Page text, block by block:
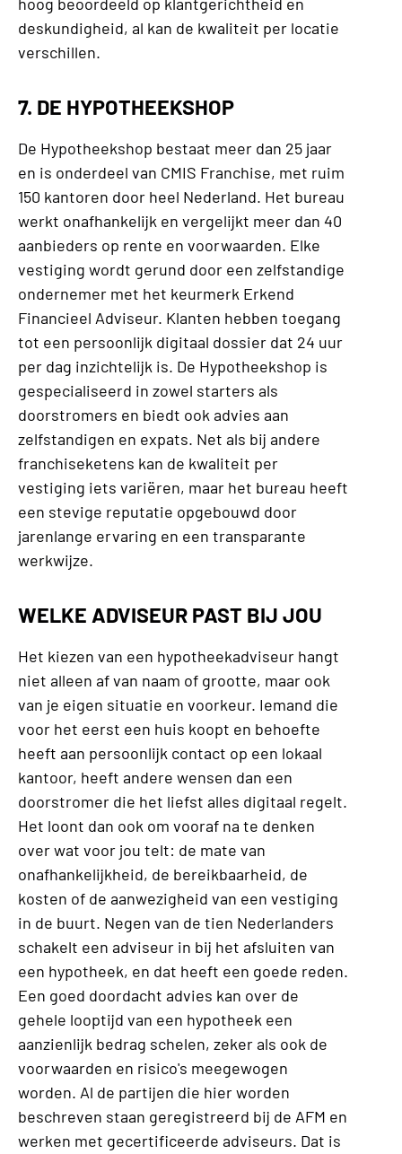
deskundigheid, al kan de kwaliteit per locatie
verschillen.
7. DE HYPOTHEEKSHOP
De Hypotheekshop bestaat meer dan 25 jaar
en is onderdeel van CMIS Franchise, met ruim
150 kantoren door heel Nederland. Het bureau
werkt onafhankelijk en vergelijkt meer dan 40
aanbieders op rente en voorwaarden. Elke
vestiging wordt gerund door een zelfstandige
ondernemer met het keurmerk Erkend
Financieel Adviseur. Klanten hebben toegang
tot een persoonlijk digitaal dossier dat 24 uur
per dag inzichtelijk is. De Hypotheekshop is
gespecialiseerd in zowel starters als
doorstromers en biedt ook advies aan
zelfstandigen en expats. Net als bij andere
franchiseketens kan de kwaliteit per
vestiging iets variëren, maar het bureau heeft
een stevige reputatie opgebouwd door
jarenlange ervaring en een transparante
werkwijze.
WELKE ADVISEUR PAST BIJ JOU
Het kiezen van een hypotheekadviseur hangt
niet alleen af van naam of grootte, maar ook
van je eigen situatie en voorkeur. Iemand die
voor het eerst een huis koopt en behoefte
heeft aan persoonlijk contact op een lokaal
kantoor, heeft andere wensen dan een
doorstromer die het liefst alles digitaal regelt.
Het loont dan ook om vooraf na te denken
over wat voor jou telt: de mate van
onafhankelijkheid, de bereikbaarheid, de
kosten of de aanwezigheid van een vestiging
in de buurt. Negen van de tien Nederlanders
schakelt een adviseur in bij het afsluiten van
een hypotheek, en dat heeft een goede reden.
Een goed doordacht advies kan over de
gehele looptijd van een hypotheek een
aanzienlijk bedrag schelen, zeker als ook de
voorwaarden en risico's meegewogen
worden. Al de partijen die hier worden
beschreven staan geregistreerd bij de AFM en
werken met gecertificeerde adviseurs. Dat is